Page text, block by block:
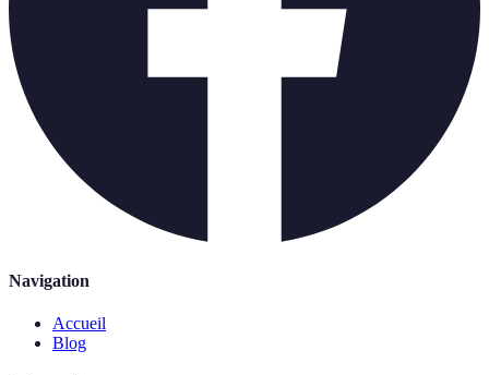
Navigation
Accueil
Blog